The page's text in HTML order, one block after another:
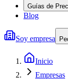
Guías de
Blog
Soy empresa
Inicio
Empresas